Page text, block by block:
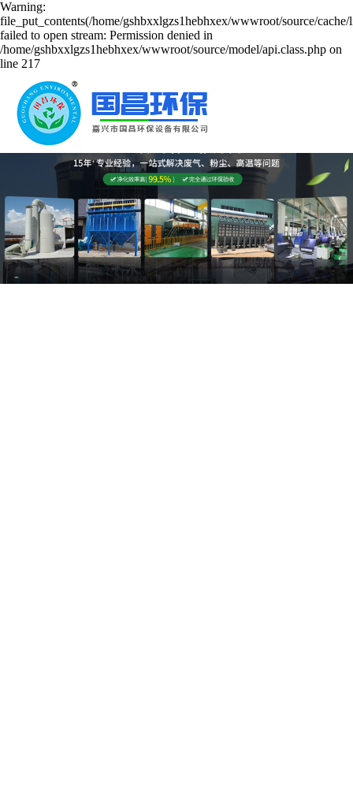
Warning:
file_put_contents(/home/gshbxxlgzs1hebhxex/wwwroot/source/cache/
failed to open stream: Permission denied in
/home/gshbxxlgzs1hebhxex/wwwroot/source/model/api.class.php on
line 217